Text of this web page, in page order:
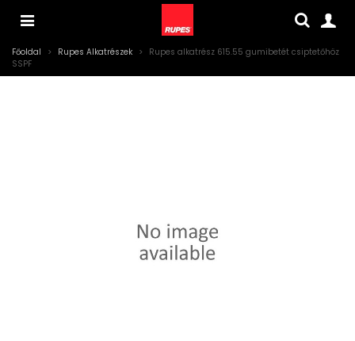
Főoldal > Rupes Alkatrészek > Rupes alkatrész 615.55 gumibetét csiptetőhöz
SSPF